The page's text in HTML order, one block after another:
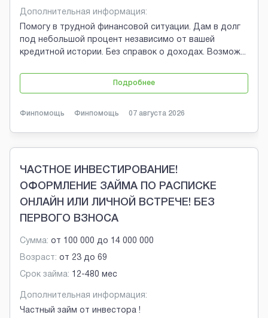
Дополнительная информация:
Помогу в трудной финансовой ситуации. Дам в долг
под небольшой процент независимо от вашей
кредитной истории. Без справок о доходах. Возмож...
Подробнее
Финпомощь Финпомощь 07 августа 2026
ЧАСТНОЕ ИНВЕСТИРОВАНИЕ!
ОФОРМЛЕНИЕ ЗАЙМА ПО РАСПИСКЕ
ОНЛАЙН ИЛИ ЛИЧНОЙ ВСТРЕЧЕ! БЕЗ
ПЕРВОГО ВЗНОСА
Сумма: от 100 000 до 14 000 000
Возраст: от 23 до 69
Срок займа: 12-480 мес
Дополнительная информация:
Частный займ от инвестора !